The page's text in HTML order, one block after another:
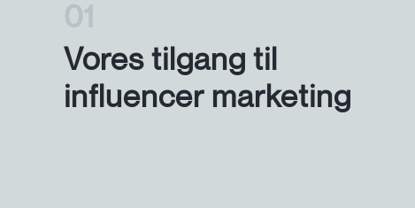
1
Vores tilgang til
influencer marketing